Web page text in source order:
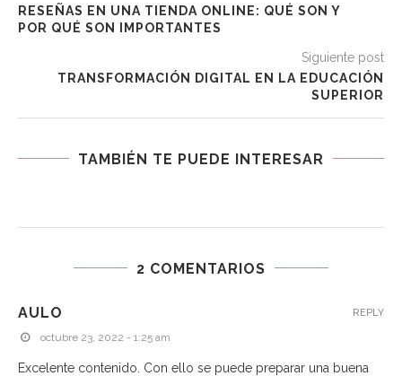
RESEÑAS EN UNA TIENDA ONLINE: QUÉ SON Y
POR QUÉ SON IMPORTANTES
Siguiente post
TRANSFORMACIÓN DIGITAL EN LA EDUCACIÓN
SUPERIOR
TAMBIÉN TE PUEDE INTERESAR
2 COMENTARIOS
AULO
octubre 23, 2022 - 1:25 am
Excelente contenido. Con ello se puede preparar una buena
REPLY